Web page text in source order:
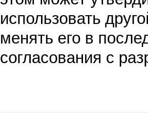
использовать
менять его в
согласования с